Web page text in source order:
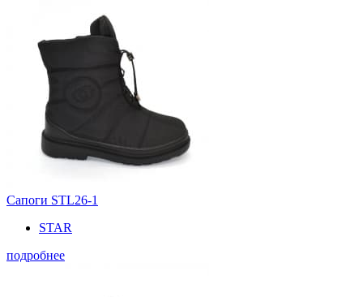
Сапоги STL26-1
STAR
подробнее